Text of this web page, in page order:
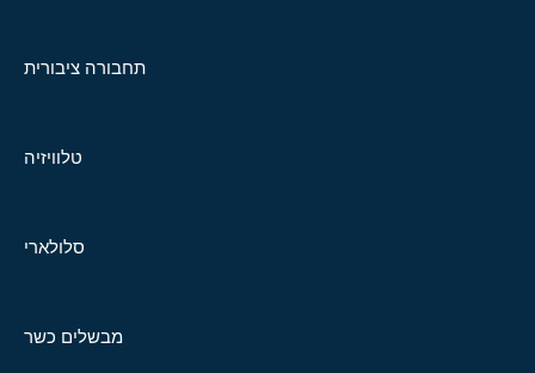
תחבורה ציבורית
טלוויזיה
סלולארי
מבשלים כשר